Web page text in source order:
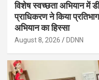
विशेष स्वच्छता अभियान में
प्राधिकरण ने किया
अभियान का हिस्सा
August 8, 2026 DDNN